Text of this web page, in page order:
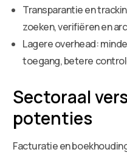
Transparantie en
zoeken, verifiëren en
Lagere overhead:
toegang, betere
Sectoraal
potenties
Facturatie en